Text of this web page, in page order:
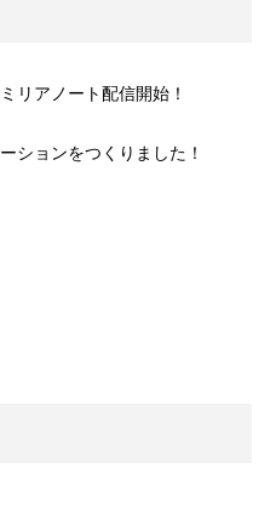
リアノート配信開始！
ションをつくりました！